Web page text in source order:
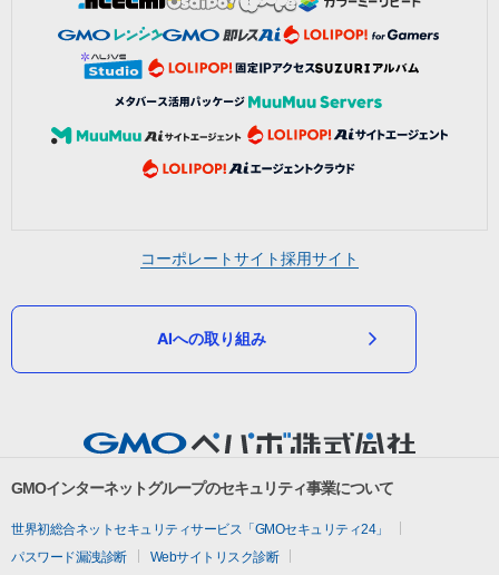
コーポレートサイト採用サイト
AIへの取り組み
GMOインターネットグループのセキュリティ事業について
世界初総合ネットセキュリティサービス「GMOセキュリティ24」
パスワード漏洩診断
Webサイトリスク診断